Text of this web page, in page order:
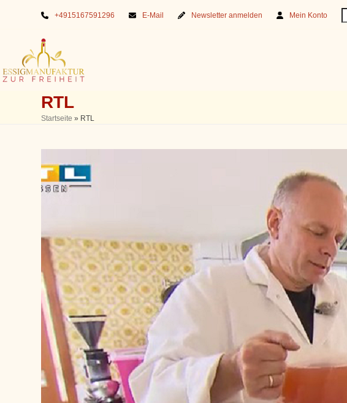
+4915167591296 E-Mail Newsletter anmelden Mein Konto
RTL
Startseite » RTL